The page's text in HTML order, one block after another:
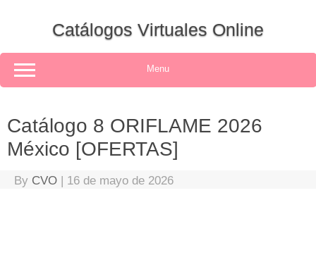
Catálogos Virtuales Online
Menu
Catálogo 8 ORIFLAME 2026
México [OFERTAS]
By CVO | 16 de mayo de 2026